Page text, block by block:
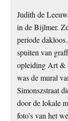
Judith de
in de Bijlmer.
periode
spuiten van
opleiding Art &
was de mural
Simonszstraat
door de lokale
foto’s van het